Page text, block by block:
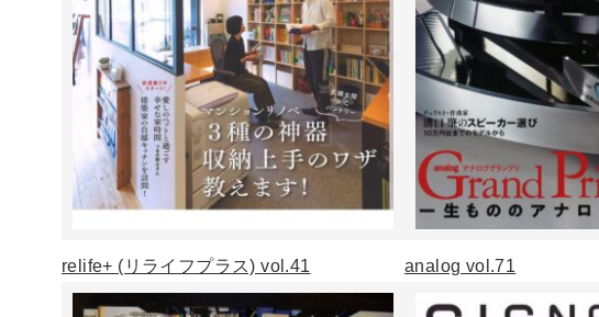
relife+ (リライフプラス) vol.41 analog vol.71